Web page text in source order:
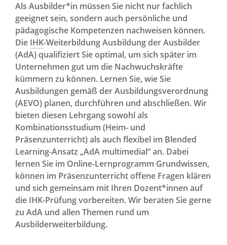
Als Ausbilder*in müssen Sie nicht nur fachlich
geeignet sein, sondern auch persönliche und
pädagogische Kompetenzen nachweisen können.
Die IHK-Weiterbildung Ausbildung der Ausbilder
(AdA) qualifiziert Sie optimal, um sich später im
Unternehmen gut um die Nachwuchskräfte
kümmern zu können. Lernen Sie, wie Sie
Ausbildungen gemäß der Ausbildungsverordnung
(AEVO) planen, durchführen und abschließen. Wir
bieten diesen Lehrgang sowohl als
Kombinationsstudium (Heim- und
Präsenzunterricht) als auch flexibel im Blended
Learning-Ansatz „AdA multimedial“ an. Dabei
lernen Sie im Online-Lernprogramm Grundwissen,
können im Präsenzunterricht offene Fragen klären
und sich gemeinsam mit Ihren Dozent*innen auf
die IHK-Prüfung vorbereiten. Wir beraten Sie gerne
zu AdA und allen Themen rund um
Ausbilderweiterbildung.